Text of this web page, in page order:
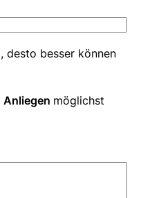
desto besser können
Anliegen möglichst